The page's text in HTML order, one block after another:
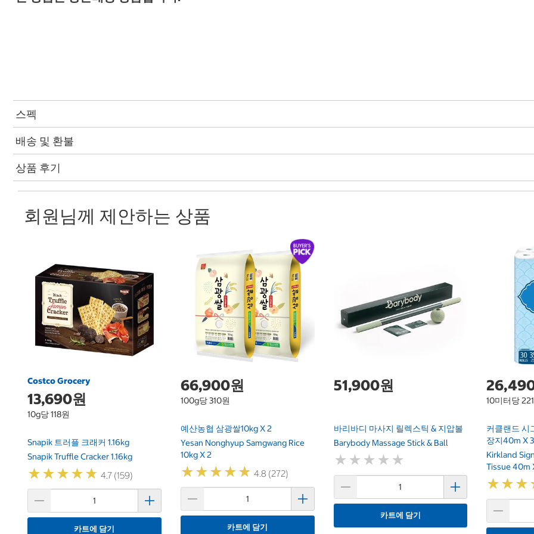
스펙
배송 및 환불
상품 후기
회원님께 제안하는 상품
Costco Grocery
13,690원
10g당 118원
Snapik 트러플 크래커 1.16kg
Snapik Truffle Cracker 1.16kg
★★★★★
★★★★★ 4.7 (159)
카트에 담기
66,900원
100g당 310원
예산농협 삼광쌀10kg X 2
Yesan Nonghyup Samgwang Rice
10kg X 2
★★★★★
★★★★★ 4.8 (272)
카트에 담기
51,900원
바리바디 마사지 릴렉스틱 & 지압볼
Barybody Massage Stick & Ball
★ ★ ★ ★ ★
★ ★ ★ ★ ★
카트에 담기
10미터당
커클랜드 시
장지40m X
Kirkland
Tissue 40m
★★★
★★★